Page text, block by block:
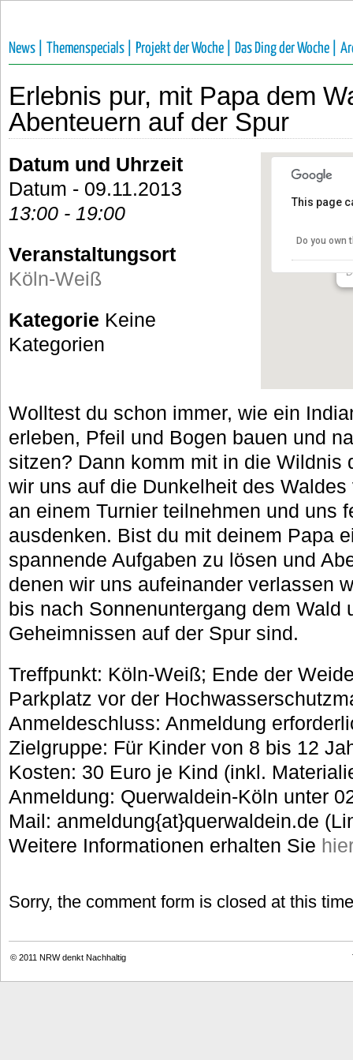
News | Themenspecials | Projekt der Woche | Das Ding der Woche |
Erlebnis pur, mit Papa dem
Abenteuern auf der Spur
This page
Do you own
Datum und Uhrzeit
Datum - 09.11.2013
13:00 - 19:00
Veranstaltungsort
Köln-Weiß
Kategorie Keine
Kategorien
Wolltest du schon immer, wie ein
erleben, Pfeil und Bogen bauen und
sitzen? Dann komm mit in die Wildnis
wir uns auf die Dunkelheit des Waldes
an einem Turnier teilnehmen und uns
ausdenken. Bist du mit deinem Papa
spannende Aufgaben zu lösen und
denen wir uns aufeinander verlassen
bis nach Sonnenuntergang dem Wald
Geheimnissen auf der Spur sind.
Treffpunkt: Köln-Weiß; Ende der
Parkplatz vor der
Anmeldeschluss: Anmeldung
Zielgruppe: Für Kinder von 8 bis 12
Kosten: 30 Euro je Kind (inkl.
Anmeldung: Querwaldein-Köln unter
Mail: anmeldung{at}querwaldein.de
Weitere Informationen erhalten Sie hier
Sorry, the comment form is closed at this
© 2011 NRW denkt Nachhaltig